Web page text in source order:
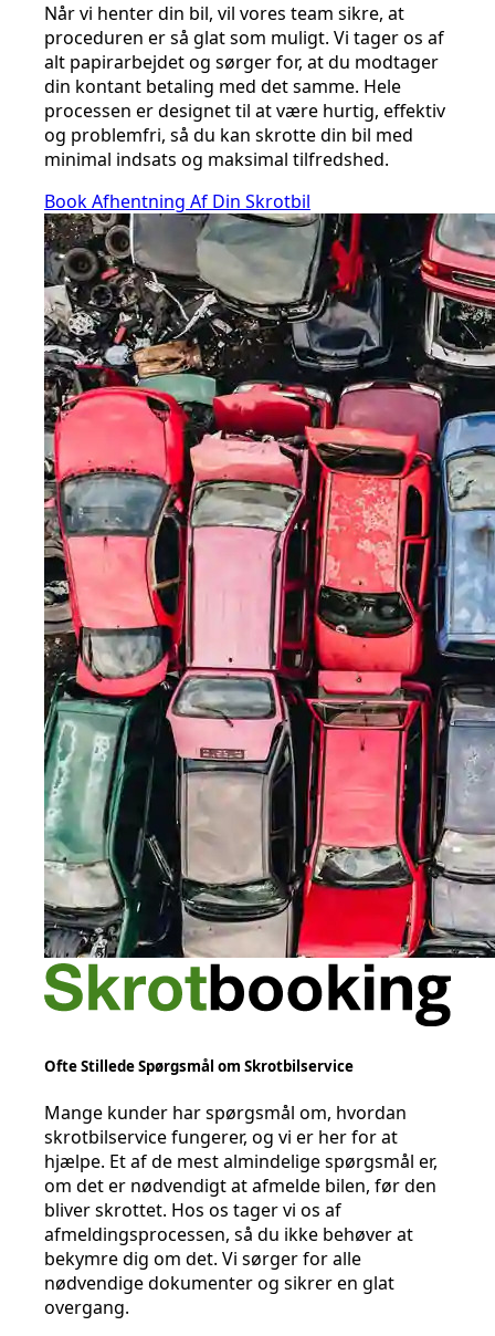
Når vi henter din bil, vil vores team sikre, at
proceduren er så glat som muligt. Vi tager os af
alt papirarbejdet og sørger for, at du modtager
din kontant betaling med det samme. Hele
processen er designet til at være hurtig, effektiv
og problemfri, så du kan skrotte din bil med
minimal indsats og maksimal tilfredshed.
Book Afhentning Af Din Skrotbil
Ofte Stillede Spørgsmål om Skrotbilservice
Mange kunder har spørgsmål om, hvordan
skrotbilservice fungerer, og vi er her for at
hjælpe. Et af de mest almindelige spørgsmål er,
om det er nødvendigt at afmelde bilen, før den
bliver skrottet. Hos os tager vi os af
afmeldingsprocessen, så du ikke behøver at
bekymre dig om det. Vi sørger for alle
nødvendige dokumenter og sikrer en glat
overgang.